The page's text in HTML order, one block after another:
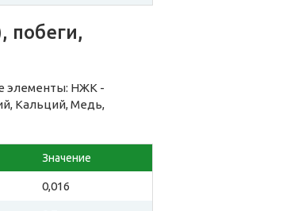
побеги,
элементы: НЖК -
Кальций, Медь,
Значение
0,016